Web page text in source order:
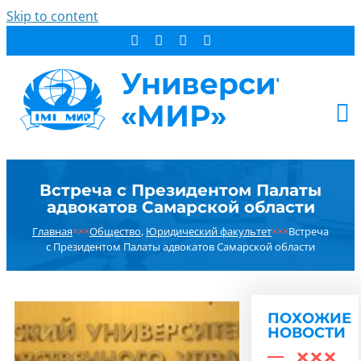
Skip to content
СТУДЕНТУ
ОБ УНИВЕРСИТЕТЕ
НОВОСТИ
РЕЗУЛЬТАТ ПОИСКА:
Встреча с Президентом Палаты
адвокатов Самарской области
Главная×××Общество, Юридический факультет×××Встреча
с Президентом Палаты адвокатов Самарской области
ПОХОЖИЕ
НОВОСТИ